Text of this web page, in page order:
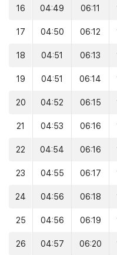
16 04:49 06:11
17 04:50 06:12
18 04:51 06:13
19 04:51 06:14
20 04:52 06:15
21 04:53 06:16
22 04:54 06:16
23 04:55 06:17
24 04:56 06:18
25 04:56 06:19
26 04:57 06:20